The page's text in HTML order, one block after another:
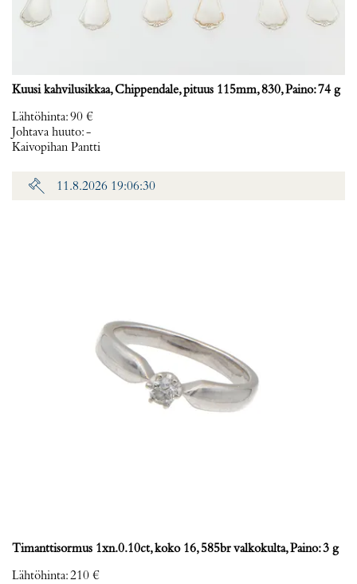
Kuusi kahvilusikkaa, Chippendale, pituus 115mm, 830, Paino: 74 g
Lähtöhinta:90 €
Johtava huuto:-
Kaivopihan Pantti
11.8.2026 19:06:30
Timanttisormus 1xn.0.10ct, koko 16, 585br valkokulta, Paino: 3 g
Lähtöhinta:210 €